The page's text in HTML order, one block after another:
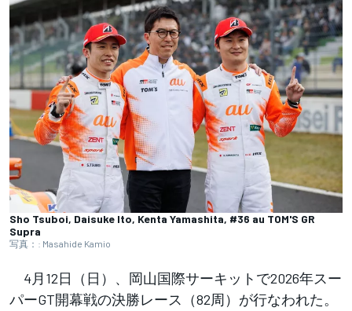
Sho Tsuboi, Daisuke Ito, Kenta Yamashita, #36 au TOM'S GR
Supra
写真：: Masahide Kamio
4月12日（日）、岡山国際サーキットで2026年スー
パーGT開幕戦の決勝レース（82周）が行なわれた。